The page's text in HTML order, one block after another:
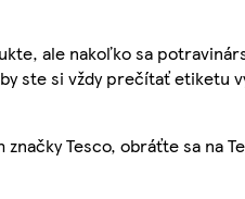
ale nakoľko sa
ste si vždy prečítať etiketu
Tesco, obráťte sa na